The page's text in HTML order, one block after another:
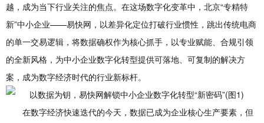
越，成为当下行业关注的焦点。在这场数字化变革中，北京“专精特
新”中小企业——易快网，以差异化定位打破行业惯性，跳出传统电商
的单一交易逻辑，将数据确权作为核心抓手，以专业赋能、合规引领
的全新风格，为中小企业数字化转型提供可落地、可复制的解决方
案，成为数字经济时代的行业新标杆。
在数字经济快速迭代的今天，数据已成为企业核心生产要素，但